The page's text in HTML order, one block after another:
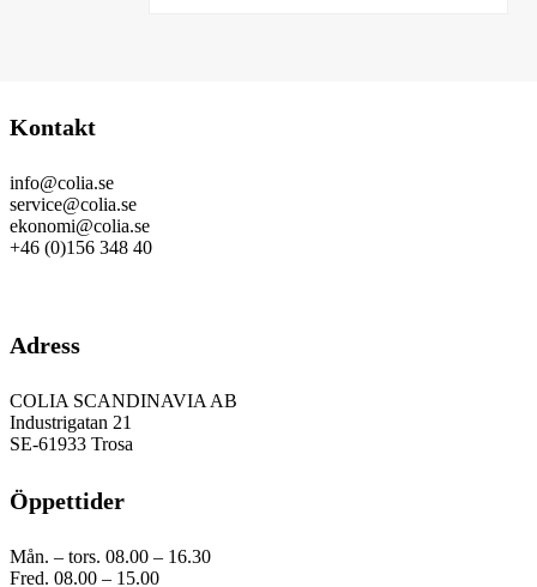
Kontakt
info@colia.se
service@colia.se
ekonomi@colia.se
+46 (0)156 348 40
Adress
COLIA SCANDINAVIA AB
Industrigatan 21
SE-61933 Trosa
Öppettider
Mån. – tors. 08.00 – 16.30
Fred. 08.00 – 15.00